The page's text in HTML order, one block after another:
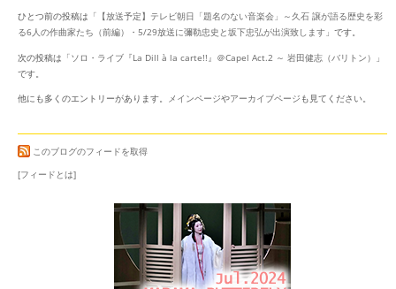
ひとつ前の投稿は「 【放送予定】テレビ朝日「題名のない音楽会」～久石 譲が語る歴史を彩
る6人の作曲家たち（前編）・5/29放送に彌勒忠史と坂下忠弘が出演致します 」です。
次の投稿は「ソロ・ライブ『La Dill à la carte!!』＠Capel Act.2 ～ 岩田健志（バリトン）
」
です。
他にも多くのエントリーがあります。 メインページやアーカイブページ も見てください。
このブログのフィードを取得
[フィードとは]